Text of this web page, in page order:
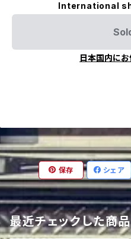
International
日本国内に
保存 シェア
最近チェックした商品